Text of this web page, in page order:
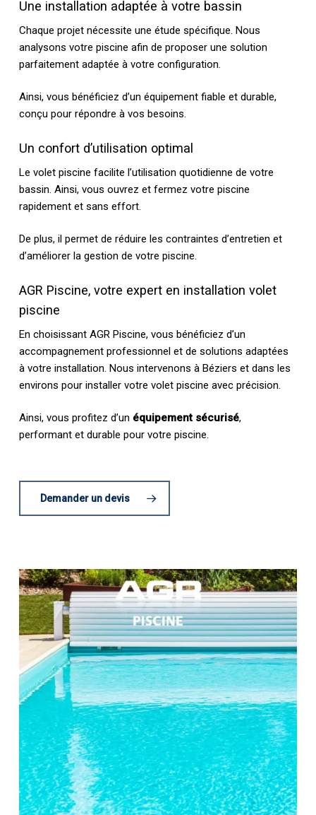
Une installation adaptée à votre bassin
Chaque projet nécessite une étude spécifique. Nous
analysons votre piscine afin de proposer une solution
parfaitement adaptée à votre configuration.
Ainsi, vous bénéficiez d’un équipement fiable et durable,
conçu pour répondre à vos besoins.
Un confort d’utilisation optimal
Le volet piscine facilite l’utilisation quotidienne de votre
bassin. Ainsi, vous ouvrez et fermez votre piscine
rapidement et sans effort.
De plus, il permet de réduire les contraintes d’entretien et
d’améliorer la gestion de votre piscine.
AGR Piscine, votre expert en installation volet
piscine
En choisissant AGR Piscine, vous bénéficiez d’un
accompagnement professionnel et de solutions adaptées
à votre installation. Nous intervenons à Béziers et dans les
environs pour installer votre volet piscine avec précision.
Ainsi, vous profitez d’un équipement sécurisé,
performant et durable pour votre piscine.
Demander un devis